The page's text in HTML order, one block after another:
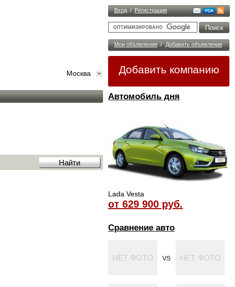
Вход / Регистрация
Мои объявления / Добавить объявление
Добавить компанию
Автомобиль дня
Lada Vesta
от 629 900 руб.
Сравнение авто
VS
Москва